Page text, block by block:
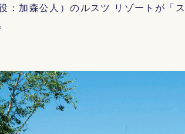
：加森公人）のルスツ リゾートが「